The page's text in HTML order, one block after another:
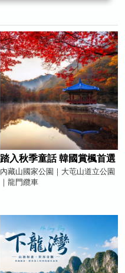
踏入秋季童話 韓國賞楓首選
內藏山國家公園｜大芚山道立公園
｜龍門纜車